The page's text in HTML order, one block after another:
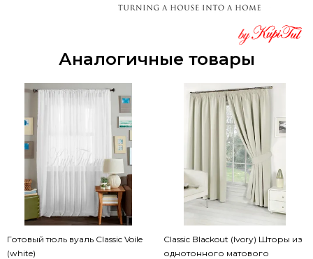
Аналогичные товары
Готовый тюль вуаль Classic Voile
(white)
Classic Blackout (Ivory) Шторы из
однотонного матового